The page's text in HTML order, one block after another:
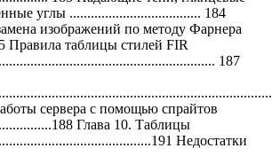
углы ..................................... 184
изображений по методу Фарнера
Правила таблицы стилей FIR
187
сервера с помощью спрайтов
Глава 10. Таблицы
Недостатки